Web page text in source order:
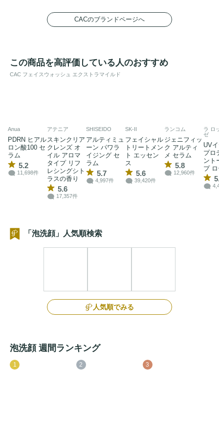
CACのブランドページへ
この商品を高評価している人のおすすめ
CAC フェイスウォッシュ エクストラマイルド
Anua
PDRN ヒアル
ロン酸100 セ
ラム
5.2
11,698件
アテニア
スキンクリア
クレンズ オ
イル アロマ
タイプ リフ
レシングシト
ラスの香り
5.6
17,357件
SHISEIDO
アルティミュ
ーン パワラ
イジング セ
ラム
5.7
4,997件
SK-II
フェイシャル
トリートメン
ト エッセン
ス
5.6
39,420件
ランコム
ジェニフィッ
ク アルティ
メ セラム
5.8
12,960件
ラ ロ
ゼ
UV
プロ
ント
プ
「泡洗顔」人気順検索
人気順でみる
泡洗顔 週間ランキング
1 2 3